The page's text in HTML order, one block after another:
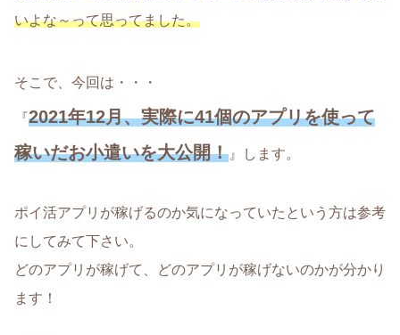
いよな～って思ってました。
そこで、今回は・・・
『2021年12月、実際に41個のアプリを使って
稼いだお小遣いを大公開！ 』します。
ポイ活アプリが稼げるのか気になっていたという方は参考
にしてみて下さい。
どのアプリが稼げて、どのアプリが稼げないのかが分かり
ます！